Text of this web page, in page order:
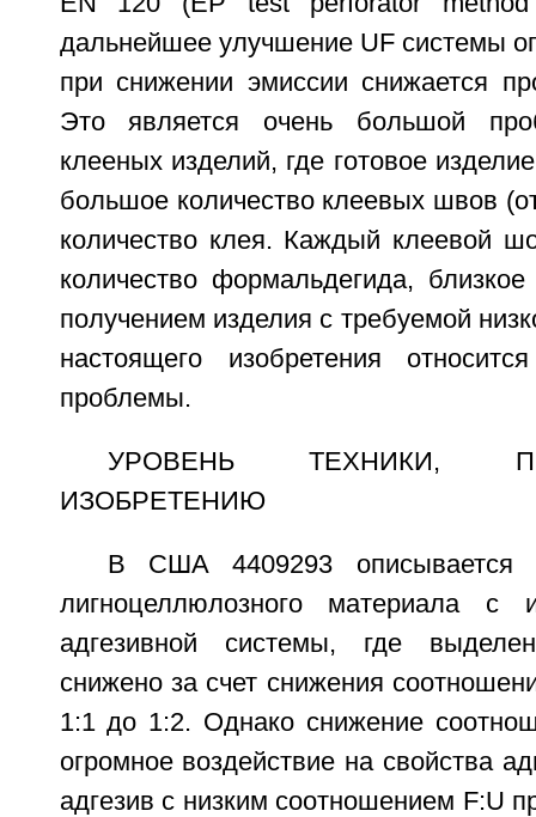
дальнейшее улучшение UF системы
при снижении эмиссии снижается
Это является очень большой
клееных изделий, где готовое
большое количество клеевых швов
количество клея. Каждый клеевой
количество формальдегида,
получением изделия с требуемой
настоящего изобретения
проблемы.
УРОВЕНЬ ТЕХНИКИ,
ИЗОБРЕТЕНИЮ
В США 4409293 описывается
лигноцеллюлозного материала с
адгезивной системы, где
снижено за счет снижения
1:1 до 1:2. Однако снижение
огромное воздействие на свойства
адгезив с низким соотношением F:U